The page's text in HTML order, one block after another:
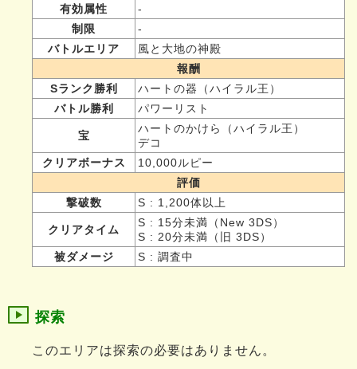
有効属性
-
制限
-
バトルエリア
風と大地の神殿
報酬
Sランク勝利
ハートの器（ハイラル王）
バトル勝利
パワーリスト
宝
ハートのかけら（ハイラル王）
デコ
クリアボーナス
10,000ルピー
評価
撃破数
S : 1,200体以上
クリアタイム
S : 15分未満（New 3DS）
S : 20分未満（旧 3DS）
被ダメージ
S : 調査中
探索
このエリアは探索の必要はありません。